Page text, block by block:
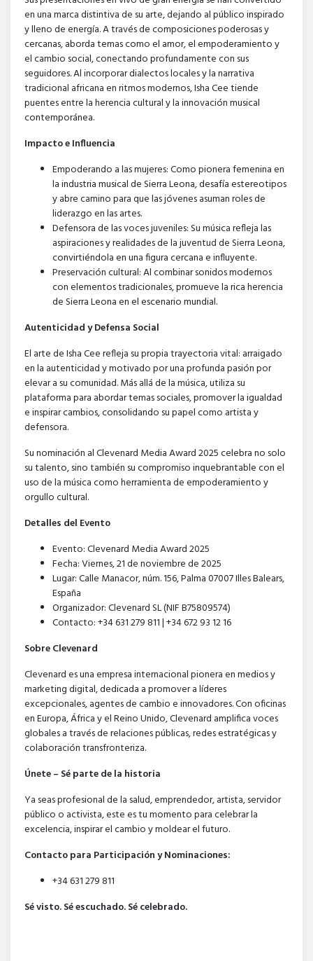
en una marca distintiva de su arte, dejando al público inspirado
y lleno de energía. A través de composiciones poderosas y
cercanas, aborda temas como el amor, el empoderamiento y
el cambio social, conectando profundamente con sus
seguidores. Al incorporar dialectos locales y la narrativa
tradicional africana en ritmos modernos, Isha Cee tiende
puentes entre la herencia cultural y la innovación musical
contemporánea.
Impacto e Influencia
Empoderando a las mujeres: Como pionera femenina en
la industria musical de Sierra Leona, desafía estereotipos
y abre camino para que las jóvenes asuman roles de
liderazgo en las artes.
Defensora de las voces juveniles: Su música refleja las
aspiraciones y realidades de la juventud de Sierra Leona,
convirtiéndola en una figura cercana e influyente.
Preservación cultural: Al combinar sonidos modernos
con elementos tradicionales, promueve la rica herencia
de Sierra Leona en el escenario mundial.
Autenticidad y Defensa Social
El arte de Isha Cee refleja su propia trayectoria vital: arraigado
en la autenticidad y motivado por una profunda pasión por
elevar a su comunidad. Más allá de la música, utiliza su
plataforma para abordar temas sociales, promover la igualdad
e inspirar cambios, consolidando su papel como artista y
defensora.
Su nominación al Clevenard Media Award 2025 celebra no solo
su talento, sino también su compromiso inquebrantable con el
uso de la música como herramienta de empoderamiento y
orgullo cultural.
Detalles del Evento
Evento: Clevenard Media Award 2025
Fecha: Viernes, 21 de noviembre de 2025
Lugar: Calle Manacor, núm. 156, Palma 07007 Illes Balears,
España
Organizador: Clevenard SL (NIF B75809574)
Contacto: +34 631 279 811 | +34 672 93 12 16
Sobre Clevenard
Clevenard es una empresa internacional pionera en medios y
marketing digital, dedicada a promover a líderes
excepcionales, agentes de cambio e innovadores. Con oficinas
en Europa, África y el Reino Unido, Clevenard amplifica voces
globales a través de relaciones públicas, redes estratégicas y
colaboración transfronteriza.
Únete – Sé parte de la historia
Ya seas profesional de la salud, emprendedor, artista, servidor
público o activista, este es tu momento para celebrar la
excelencia, inspirar el cambio y moldear el futuro.
Contacto para Participación y Nominaciones:
+34 631 279 811
Sé visto. Sé escuchado. Sé celebrado.